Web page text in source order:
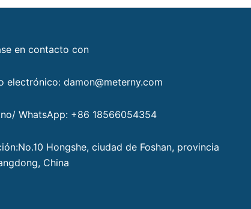
en contacto con
electrónico: damon@meterny.com
WhatsApp: +86 18566054354
Hongshe, ciudad de Foshan, provincia
China